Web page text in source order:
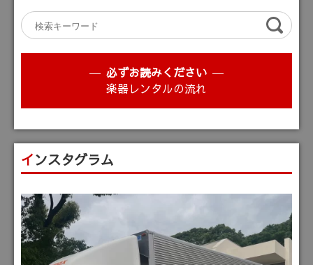
必ずお読みください
楽器レンタルの流れ
インスタグラム